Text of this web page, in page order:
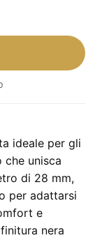
ideale per gli
che unisca
di 28 mm,
per adattarsi
e
nera